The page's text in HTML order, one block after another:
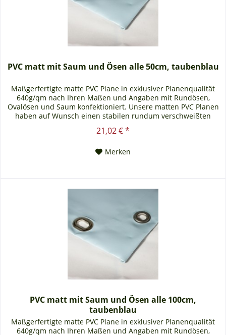
PVC matt mit Saum und Ösen alle 50cm, taubenblau
Maßgerfertigte matte PVC Plane in exklusiver Planenqualität
640g/qm nach Ihren Maßen und Angaben mit Rundösen,
Ovalösen und Saum konfektioniert. Unsere matten PVC Planen
haben auf Wunsch einen stabilen rundum verschweißten
matte PVC Plane lässt sich bei uns mit verzinkten Ösen oder
21,02 € *
Merken
PVC matt mit Saum und Ösen alle 100cm,
taubenblau
Maßgerfertigte matte PVC Plane in exklusiver Planenqualität
640g/qm nach Ihren Maßen und Angaben mit Rundösen,